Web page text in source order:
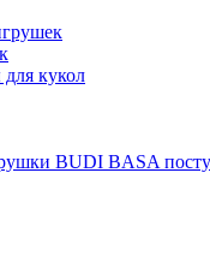
кукол
BUDI BASA